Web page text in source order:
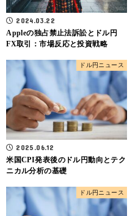
2024.03.22
Appleの独占禁止法訴訟とドル円
FX取引：市場反応と投資戦略
ドル円ニュース
2025.06.12
米国CPI発表後のドル円動向とテク
ニカル分析の基礎
ドル円ニュース